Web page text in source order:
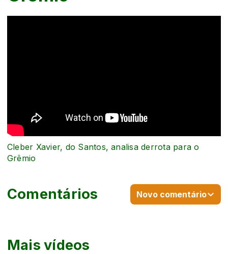
Mais vídeos
Cleber Xavier, do Santos, analisa derrota para o
Grêmio
Comentários Novo comentário